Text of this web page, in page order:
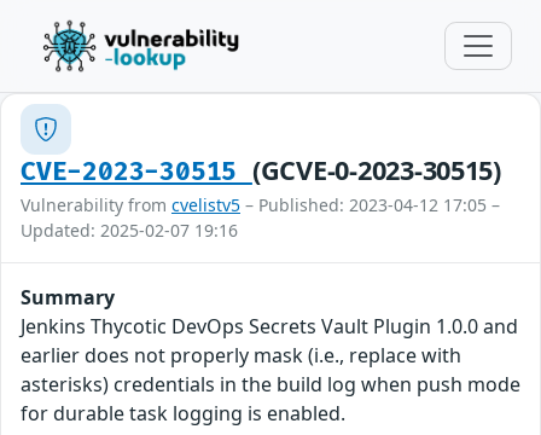
CVE-2023-30515 (GCVE-0-2023-30515)
Vulnerability from cvelistv5 – Published: 2023-04-12 17:05 –
Updated: 2025-02-07 19:16
Summary
Jenkins Thycotic DevOps Secrets Vault Plugin 1.0.0 and
earlier does not properly mask (i.e., replace with
asterisks) credentials in the build log when push mode
for durable task logging is enabled.